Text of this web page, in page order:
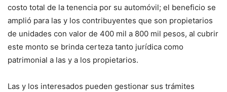
costo total de la tenencia por su automóvil; el beneficio se
amplió para las y los contribuyentes que son propietarios
de unidades con valor de 400 mil a 800 mil pesos, al cubrir
este monto se brinda certeza tanto jurídica como
patrimonial a las y a los propietarios.
Las y los interesados pueden gestionar sus trámites